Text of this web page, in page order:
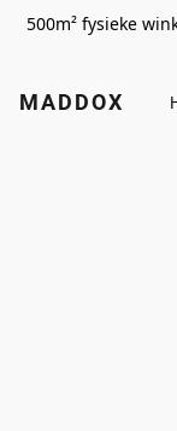
500m² fysieke
MADDOX